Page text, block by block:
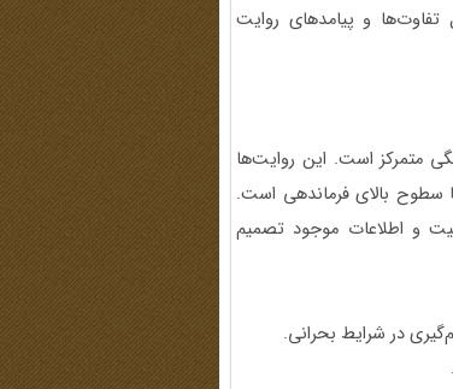
تفاوت‌ها و پیامدهای روایت
متمرکز است. این روایت‌ها
سطوح بالای فرماندهی است.
و اطلاعات موجود تصمیم
در شرایط بحرانی.